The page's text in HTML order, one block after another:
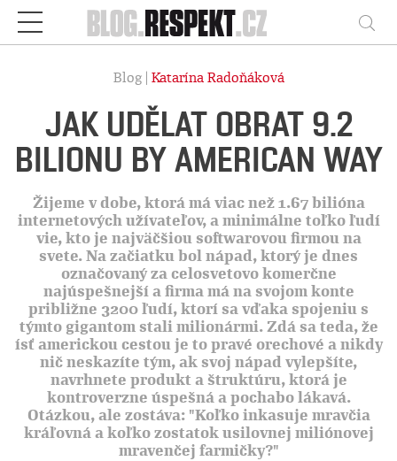
Respekt
Blog | Katarína Radoňáková
JAK UDĚLAT OBRAT 9.2
BILIONU BY AMERICAN WAY
Žijeme v dobe, ktorá má viac než 1.67 bilióna
internetových užívateľov, a minimálne toľko ľudí
vie, kto je najväčšiou softwarovou firmou na
svete. Na začiatku bol nápad, ktorý je dnes
označovaný za celosvetovo komerčne
najúspešnejší a firma má na svojom konte
približne 3200 ľudí, ktorí sa vďaka spojeniu s
týmto gigantom stali milionármi. Zdá sa teda, že
ísť americkou cestou je to pravé orechové a nikdy
nič neskazíte tým, ak svoj nápad vylepšíte,
navrhnete produkt a štruktúru, ktorá je
kontroverzne úspešná a pochabo lákavá.
Otázkou, ale zostáva: "Koľko inkasuje mravčia
kráľovná a koľko zostatok usilovnej miliónovej
mravenčej farmičky?"